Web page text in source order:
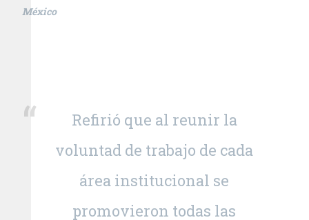
México
Refirió que al reunir la
voluntad de trabajo de cada
área institucional se
promovieron todas las